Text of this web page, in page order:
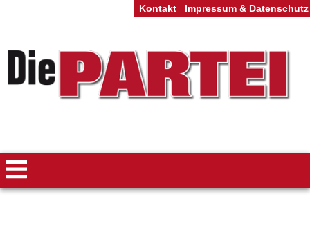
Kontakt Impressum & Datenschutz